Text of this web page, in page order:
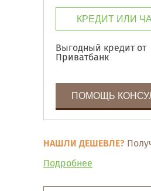
КРЕДИТ ИЛИ
Выгодный кредит от
Приватбанк
ПОМОЩЬ
НАШЛИ ДЕШЕВЛЕ?
Подробнее